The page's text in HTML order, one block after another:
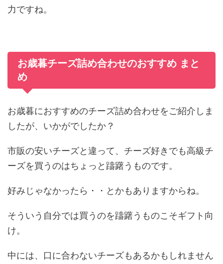
力ですね。
お歳暮チーズ詰め合わせのおすすめ まと
め
お歳暮におすすめのチーズ詰め合わせをご紹介しま
したが、いかがでしたか？
市販の安いチーズと違って、チーズ好きでも高級チ
ーズを買うのはちょっと躊躇うものです。
好みじゃなかったら・・とかもありますからね。
そういう自分では買うのを躊躇うものこそギフト向
け。
中には、口に合わないチーズもあるかもしれません